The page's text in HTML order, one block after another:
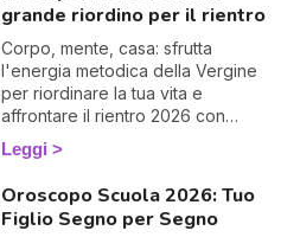
grande riordino per il rientro
Corpo, mente, casa: sfrutta
l'energia metodica della Vergine
per riordinare la tua vita e
affrontare il rientro 2026 con
leggerezza. La guida di Ema.
Leggi
Oroscopo Scuola 2026: Tuo
Figlio Segno per Segno